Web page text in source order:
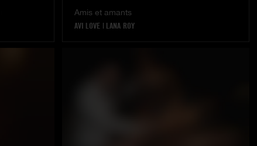
Amis et amants
AVI LOVE | LANA ROY